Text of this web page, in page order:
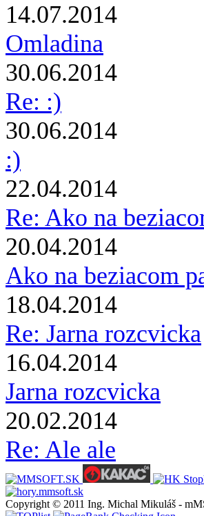
14.07.2014
Omladina
30.06.2014
Re: :)
30.06.2014
:)
22.04.2014
Re: Ako na
20.04.2014
Ako na beziacom
18.04.2014
Re: Jarna rozcvicka
16.04.2014
Jarna rozcvicka
20.02.2014
Re: Ale ale
Copyright © 2011 Ing. Michal Mikuláš -